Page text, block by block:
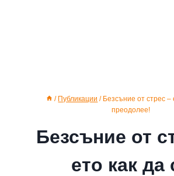
/ Публикации / Безсъние от стрес –
преодолее!
Безсъние от
ето как да